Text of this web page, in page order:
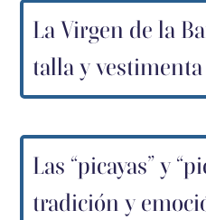
La Virgen de la
talla y vestimenta
Las “picayas” y
tradición y